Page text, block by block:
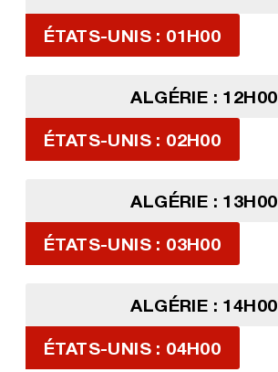
ÉTATS-UNIS : 01H00
ALGÉRIE : 12H00
ÉTATS-UNIS : 02H00
ALGÉRIE : 13H00
ÉTATS-UNIS : 03H00
ALGÉRIE : 14H00
ÉTATS-UNIS : 04H00